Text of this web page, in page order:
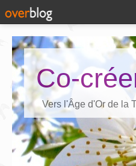
Co-
Vers l'Âge d'Or de la